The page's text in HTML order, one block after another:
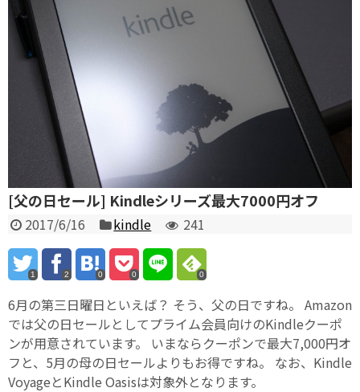
[父の日セール] Kindleシリーズ最大7000円オフ
2017/6/16 kindle 241
1 2 0 0 0
6月の第三日曜日といえば？ そう、父の日ですね。 Amazon
では父の日セールとしてプライム会員向けのKindleクーポ
ンが用意されています。 いまならクーポンで最大7,000円オ
フと、5月の母の日セールよりもお得ですね。 なお、Kindle
VoyageとKindle Oasisは対象外となります。